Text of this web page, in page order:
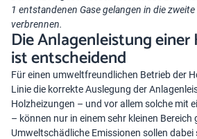
1 entstandenen Gase gelangen in die
verbrennen.
Die Anlagenleistung
ist entscheidend
Für einen umweltfreundlichen Betrieb der
Linie die korrekte Auslegung der
Holzheizungen – und vor allem solche mit
– können nur in einem sehr kleinen Bereich
Umweltschädliche Emissionen sollen